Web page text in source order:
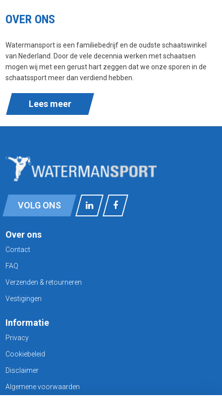
OVER ONS
Watermansport is een familiebedrijf en de oudste schaatswinkel
van Nederland. Door de vele decennia werken met schaatsen
mogen wij met een gerust hart zeggen dat we onze sporen in de
schaatssport meer dan verdiend hebben.
Lees meer
VOLG ONS
Over ons
Contact
FAQ
Verzenden & retourneren
Vestigingen
Informatie
Privacy
Cookiebeleid
Disclaimer
Algemene voorwaarden